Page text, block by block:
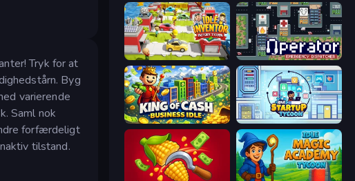
Tryk for at
Byg
varierende
Saml nok
forfærdeligt
tilstand.
Idle Inventor Operator: Emergency Dispatcher
King of Cash Business Idle Idle Startup Tycoon